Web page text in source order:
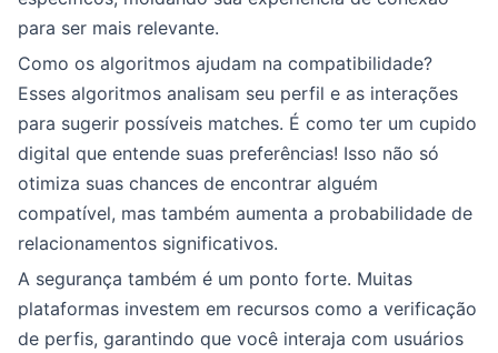
para ser mais relevante.
Como os algoritmos ajudam na compatibilidade?
Esses algoritmos analisam seu perfil e as interações
para sugerir possíveis matches. É como ter um cupido
digital que entende suas preferências! Isso não só
otimiza suas chances de encontrar alguém
compatível, mas também aumenta a probabilidade de
relacionamentos significativos.
A segurança também é um ponto forte. Muitas
plataformas investem em recursos como a verificação
de perfis, garantindo que você interaja com usuários